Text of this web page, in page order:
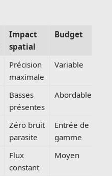
Impact
spatial
Budget
Précision
maximale
Variable
Basses
présentes
Abordable
Zéro bruit
parasite
Entrée de
gamme
Flux
constant
Moyen